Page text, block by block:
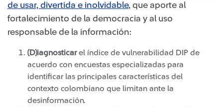
de usar, divertida e inolvidable, que aporte al
fortalecimiento de la democracia y al uso
responsable de la información:
(D)iagnosticarel índice de vulnerabilidad DIP de
acuerdo con encuestas especializadas para
identificar las principales características del
contexto colombiano que limitan ante la
desinformación.